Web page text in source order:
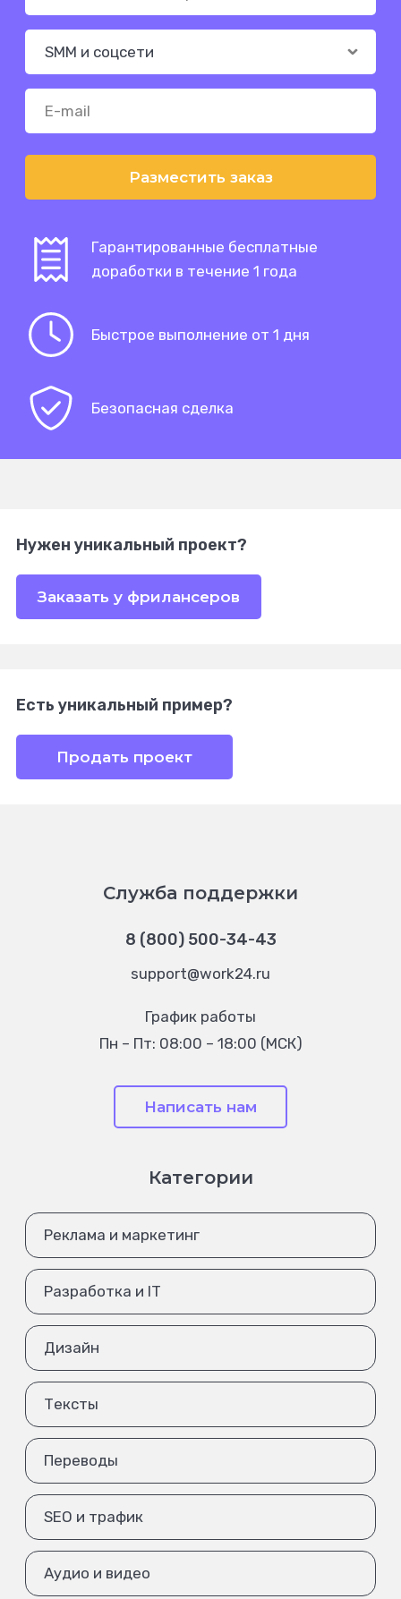
Разместить заказ
Гарантированные бесплатные
доработки в течение 1 года
Быстрое выполнение от 1 дня
Безопасная сделка
Нужен уникальный проект?
Заказать у фрилансеров
Есть уникальный пример?
Продать проект
Служба поддержки
8 (800) 500-34-43
support@work24.ru
График работы
Пн – Пт: 08:00 – 18:00 (МСК)
Написать нам
Категории
Реклама и маркетинг
Разработка и IT
Дизайн
Тексты
Переводы
SEO и трафик
Аудио и видео